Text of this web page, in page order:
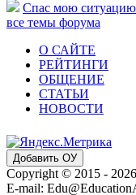
Спас мою ситуацию
все темы форума
О САЙТЕ
РЕЙТИНГИ
ОБЩЕНИЕ
СТАТЬИ
НОВОСТИ
Добавить ОУ
Copyright © 2015 -
E-mail: